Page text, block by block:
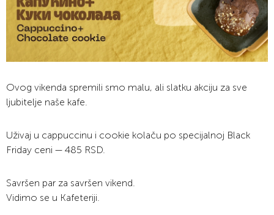
Ovog vikenda spremili smo malu, ali slatku akciju za sve
ljubitelje naše kafe.
Uživaj u cappuccinu i cookie kolaču po specijalnoj Black
Friday ceni — 485 RSD.
Savršen par za savršen vikend.
Vidimo se u Kafeteriji.